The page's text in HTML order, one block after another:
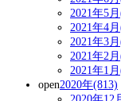
2021年5
2021年4
2021年3
2021年2
2021年1
open2020年(813)